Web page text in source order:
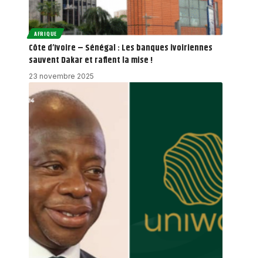
AFRIQUE
Côte d’Ivoire – Sénégal : Les banques ivoiriennes
sauvent Dakar et raflent la mise !
23 novembre 2025